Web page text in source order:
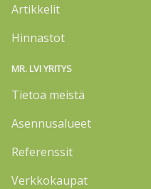
Artikkelit
Hinnastot
MR. LVI YRITYS
Tietoa meistä
Asennusalueet
Referenssit
Verkkokaupat